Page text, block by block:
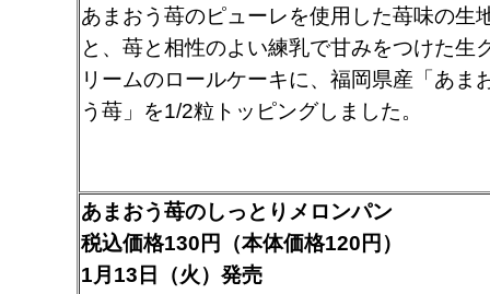
あまおう苺のピューレを使用した苺味の生
と、苺と相性のよい練乳で甘みをつけた生
リームのロールケーキに、福岡県産「あま
う苺」を1/2粒トッピングしました。
あまおう苺のしっとりメロンパン
税込価格130円（本体価格120円）
1月13日（火）発売